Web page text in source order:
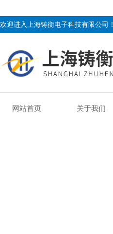
欢迎进入上海铸衡电子科技有限公司！
网站首页 关于我们